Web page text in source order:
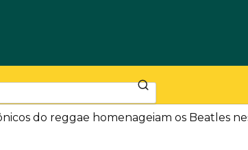
do reggae homenageiam os Beatles